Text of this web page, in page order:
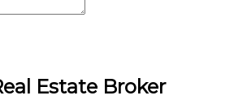
Estate Broker